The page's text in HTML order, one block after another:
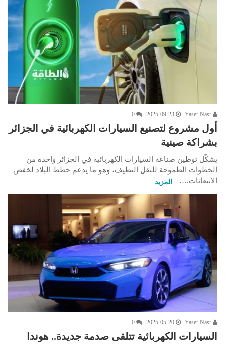
2025-09-23
0
أول مشروع لتصنيع السيارات الكهربائية في الجزائر
بشراكة صينية
يشكّل توطين صناعة السيارات الكهربائية في الجزائر واحدة من
الخطوات الطموحة للنقل النظيف، وهو ما يدعم خطط البلاد لخفض
الانبعاثات.…
المزيد
2025-05-20
0
السيارات الكهربائية تتلقى صدمة جديدة.. هوندا